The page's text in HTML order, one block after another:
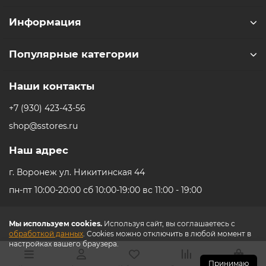
обязательные приложения, в том числе единый
магазин приложений (RuStore).
Мы используем cookies. Используя сайт, вы соглашаетесь с
обработкой данных. Cookies можно отключить в любой момент в
настройках вашего браузера.
Принимаю
Информация
Популярные категории
Наши контакты
+7 (930) 423-43-56
shop@sstores.ru
Наш адрес
г. Воронеж ул. Никитинская 44
пн-пт 10:00-20:00 сб 10:00-19:00 вс 11:00 - 19:00